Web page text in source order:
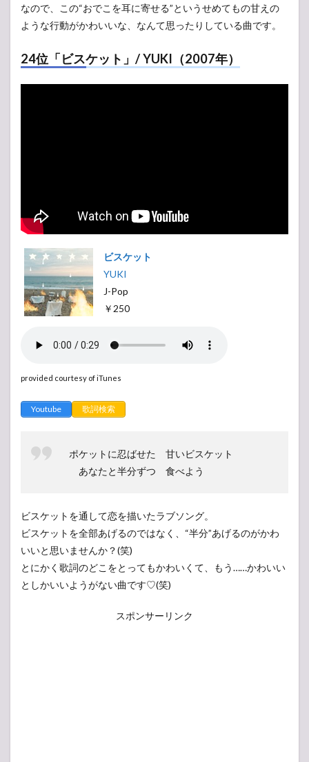
なので、この“おでこを耳に寄せる”というせめてもの甘えの
ような行動がかわいいな、なんて思ったりしている曲です。
24位「ビスケット」/ YUKI（2007年）
ビスケット
YUKI
J-Pop
￥250
provided courtesy of iTunes
Youtube 歌詞検索
ポケットに忍ばせた 甘いビスケット
あなたと半分ずつ 食べよう
ビスケットを通して恋を描いたラブソング。
ビスケットを全部あげるのではなく、“半分”あげるのがかわ
いいと思いませんか？(笑)
とにかく歌詞のどこをとってもかわいくて、もう……かわいい
としかいいようがない曲です♡(笑)
スポンサーリンク